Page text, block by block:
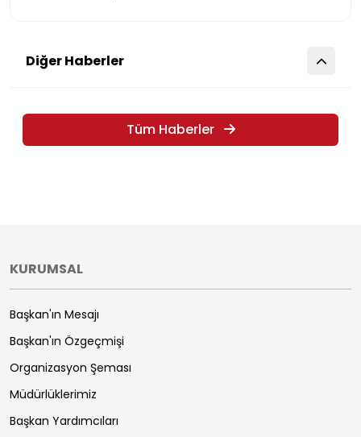
Diğer Haberler
Tüm Haberler
KURUMSAL
Başkan'ın Mesajı
Başkan'ın Özgeçmişi
Organizasyon Şeması
Müdürlüklerimiz
Başkan Yardımcıları